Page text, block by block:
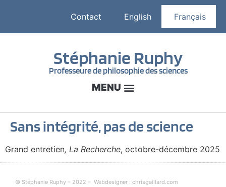
Contact English Français
Stéphanie Ruphy
Professeure de philosophie des sciences
Sans intégrité, pas de science
Grand entretien, La Recherche, octobre-décembre 2025
© Stéphanie Ruphy – 2022 – Webdesigner : chrisgaillard.com